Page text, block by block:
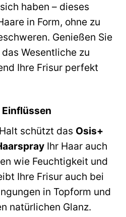
haben – dieses
in Form, ohne zu
Genießen Sie
Wesentliche zu
Ihre Frisur perfekt
schützt das Osis+
Ihr Haar auch
wie Feuchtigkeit und
Ihre Frisur auch bei
in Topform und
natürlichen Glanz.